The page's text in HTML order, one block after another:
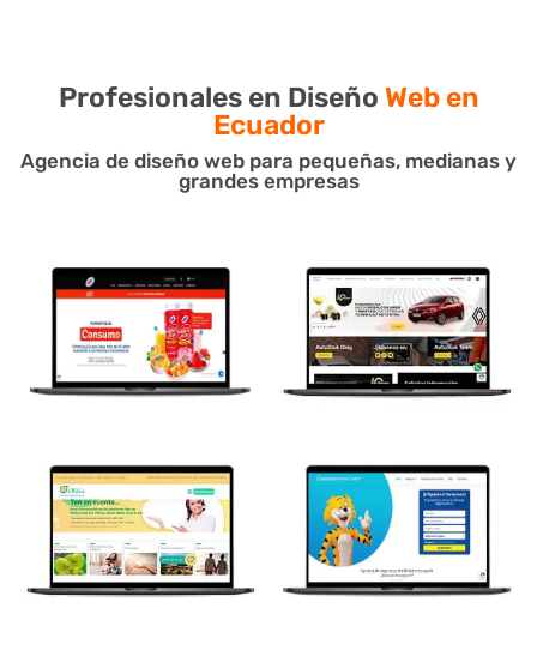
Profesionales en Diseño Web en
Ecuador
Agencia de diseño web para pequeñas, medianas y
grandes empresas